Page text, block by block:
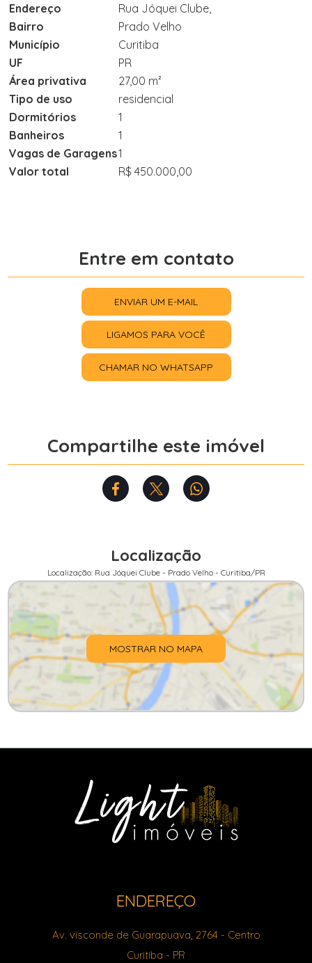
Endereço
Rua Jóquei Clube,
Bairro
Prado Velho
Município
Curitiba
UF
PR
Área privativa
27,00 m²
Tipo de uso
residencial
Dormitórios
1
Banheiros
1
Vagas de Garagens1
Valor total
R$ 450.000,00
Entre em contato
ENVIAR UM E-MAIL
LIGAMOS PARA VOCÊ
CHAMAR NO WHATSAPP
Compartilhe este imóvel
Localização
Localização: Rua Jóquei Clube - Prado Velho - Curitiba/PR
MOSTRAR NO MAPA
ENDEREÇO
Av. visconde de Guarapuava, 2764- Centro
Curitiba - PR